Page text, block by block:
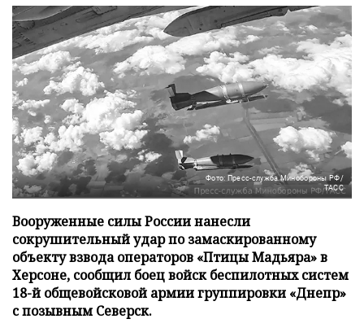
Фото: Пресс-служба Минобороны РФ/
ТАСС
Вооруженные силы России нанесли
сокрушительный удар по замаскированному
объекту взвода операторов «Птицы Мадьяра» в
Херсоне, сообщил боец войск беспилотных систем
18-й общевойсковой армии группировки «Днепр»
с позывным Северск.